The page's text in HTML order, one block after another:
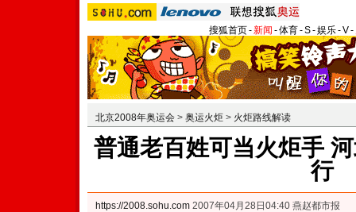
搜狐首页-新闻 -体育-S-娱乐-V-
北京2008年奥运会 > 奥运火炬 > 火炬路线解读
普通老百姓可当火炬手
行
https://2008.sohu.com 2007年04月28日04:40 燕赵都市报